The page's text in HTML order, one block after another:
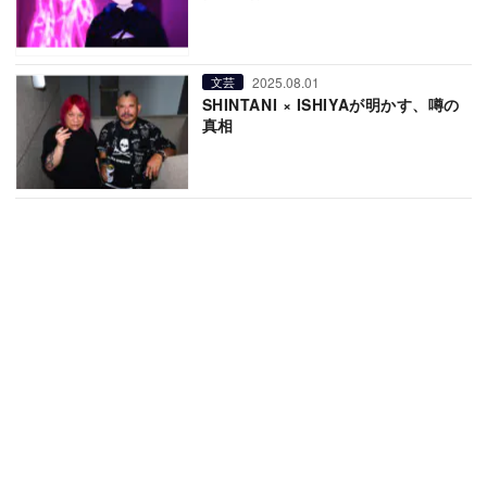
文芸 2025.08.01
SHINTANI × ISHIYAが明かす、噂の
真相